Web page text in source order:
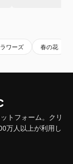
ワーズ 春の花
トフォーム。クリ
万人以上が利用し